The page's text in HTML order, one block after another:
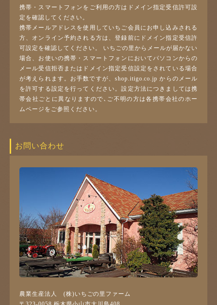
携帯・スマートフォンをご利用の方はドメイン指定受信許可設
定を確認してください。
携帯メールアドレスを使用していちご会員にお申し込みされる
方、オンライン予約される方は、登録前にドメイン指定受信許
可設定を確認してください。 いちごの里からメールが届かない
場合、お使いの携帯・スマートフォンにおいてパソコンからの
メール受信拒否またはドメイン指定受信設定をされている場合
が考えられます。お手数ですが、shop.itigo.co.jp からのメール
を許可する設定を行ってください。設定方法につきましては携
帯会社ごとに異なりますので､ご不明の方は各携帯会社のホー
ムページをご参照ください。
お問い合わせ
農業生産法人 (株)いちごの里ファーム